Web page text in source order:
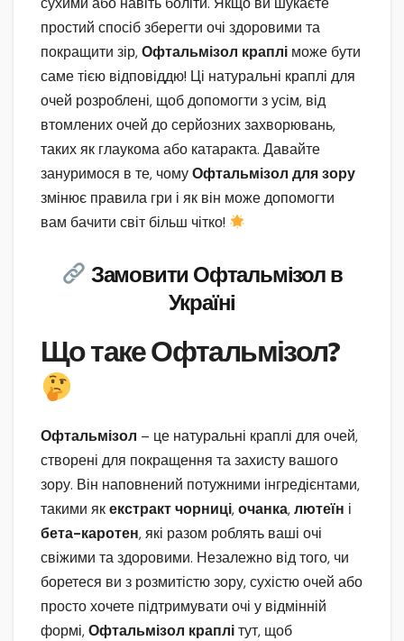
простий спосіб зберегти очі здоровими та
покращити зір,Офтальмізол краплі може бути
саме тією відповіддю! Ці натуральні краплі для
очей розроблені, щоб допомогти з усім, від
втомлених очей до серйозних захворювань,
таких як глаукома або катаракта. Давайте
зануримося в те, чомуОфтальмізол для зору
змінює правила гри і як він може допомогти
вам бачити світ більш чітко!
Замовити Офтальмізол в
Україні
Що таке Офтальмізол?
Офтальмізол – це натуральні краплі для очей,
створені для покращення та захисту вашого
зору. Він наповнений потужними інгредієнтами,
такими якекстракт чорниці,очанка,лютеїн і
бета-каротен, які разом роблять ваші очі
свіжими та здоровими. Незалежно від того, чи
боретеся ви з розмитістю зору, сухістю очей або
просто хочете підтримувати очі у відмінній
формі,Офтальмізол краплітут, щоб